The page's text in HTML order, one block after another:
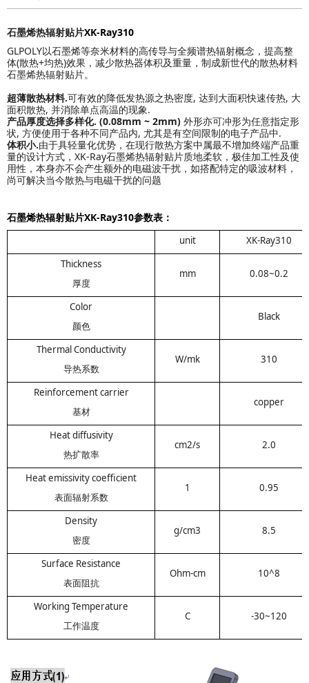
石墨烯热辐射贴片XK-Ray310
GLPOLY以石墨烯等奈米材料的高传导与全频谱热辐射概念，提高整
体(散热+均热)效果，减少散热器体积及重量，制成新世代的散热材料
石墨烯热辐射贴片。
超薄散热材料.可有效的降低发热源之热密度, 达到大面积快速传热, 大
面积散热, 并消除单点高温的现象.
产品厚度选择多样化. (0.08mm ~ 2mm) 外形亦可冲形为任意指定形
状, 方便使用于各种不同产品内, 尤其是有空间限制的电子产品中.
体积小.由于具轻量化优势，在现行散热方案中属最不增加终端产品重
量的设计方式，XK-Ray石墨烯热辐射贴片质地柔软，极佳加工性及使
用性，本身亦不会产生额外的电磁波干扰，如搭配特定的吸波材料，
尚可解决当今散热与电磁干扰的问题
石墨烯热辐射贴片XK-Ray310参数表：
unit
XK-Ray310
Thickness
厚度
mm 0.08~0.2
Color
颜色
Black
Thermal Conductivity
导热系数
W/mk 310
Reinforcement carrier
基材
copper
Heatdiffusivity
热扩散率
cm2/s 2.0
Heat emissivity coefficient
表面辐射系数
1 0.95
Density
密度
g/cm3 8.5
Surface Resistance
表面阻抗
Ohm-cm 10^8
Working Temperature
工作温度
C -30~120